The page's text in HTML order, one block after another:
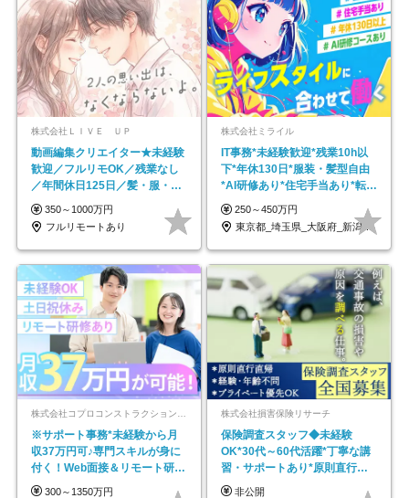
株式会社ＬＩＶＥ ＵＰ
動画編集クリエイター★未経験
歓迎／フルリモOK／残業なし
／年間休日125日／髪・服・ネ
イル自由／研修充実で安心
350～1000万円
フルリモートあり
株式会社ミライル
IT事務*未経験歓迎*残業10h以
下*年休130日*服装・髪型自由
*AI研修あり*住宅手当あり*転勤
なし
250～450万円
東京都_埼玉県_大阪府_新潟県_福岡県
※サポート事務*未経験から月
収37万円可♪専門スキルが身に
付く！Web面接＆リモート研修
も充実♪/a
300～1350万円
株式会社損害保険リサーチ
保険調査スタッフ◆未経験
OK*30代～60代活躍*丁寧な講
習・サポートあり*原則直行直
帰／全国募集・業務委託
非公開